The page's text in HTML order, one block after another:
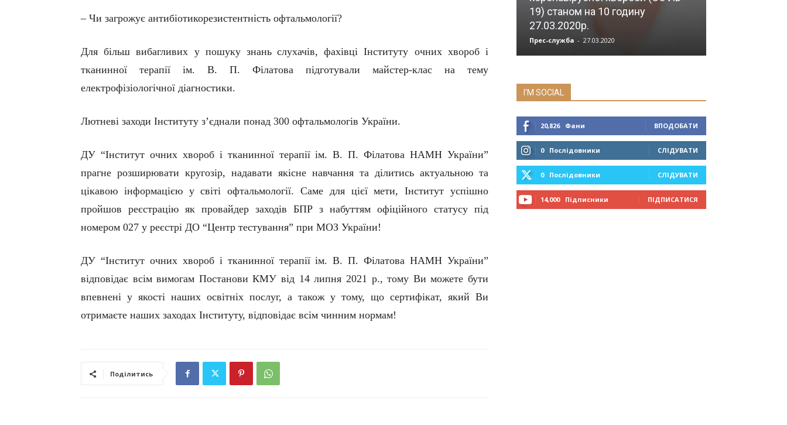
– Чи загрожує антибіотикорезистентність офтальмології?
Для більш вибагливих у пошуку знань слухачів,фахівці Інституту очних хвороб і
тканинної терапії ім. В. П. Філатова підготували майстер-клас на тему
електрофізіологічної діагностики.
Лютневі заходи Інституту з’єднали понад 300 офтальмологів України.
ДУ “Інститут очних хвороб і тканинної терапії ім. В. П. Філатова НАМН України”
прагне розширювати кругозір, надавати якісне навчання та ділитись актуальною та
цікавою інформацією у світі офтальмології. Саме для цієї мети, Інститут успішно
пройшов реєстрацію як провайдер заходів БПР з набуттям офіційного статусу під
номером 027 у реєстрі ДО “Центр тестування” при МОЗ України!
ДУ “Інститут очних хвороб і тканинної терапії ім. В. П. Філатова НАМН України”
відповідає всім вимогам Постанови КМУ від 14 липня 2021 р., тому Ви можете бути
впевнені у якості наших освітніх послуг, а також у тому, що сертифікат, який Ви
отримаєте наших заходах Інституту, відповідає всім чинним нормам!
Поділитись
19) станом на 10 годину
27.03.2020р.
Прес-служба - 27.03.2020
I'M SOCIAL
20,826 Фани ВПОДОБАТИ
0 Послідовники СЛІДУВАТИ
0 Послідовники СЛІДУВАТИ
14,000 Підписники ПІДПИСАТИСЯ